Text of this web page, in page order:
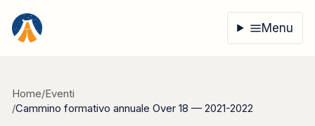
Menu
Home/Eventi
/Cammino formativo annuale Over 18 — 2021-2022